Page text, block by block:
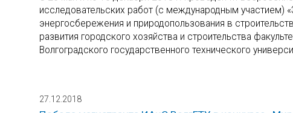
исследовательских работ (с международным
энергосбережения и природопользования в
развития городского хозяйства и строительства
Волгоградского государственного технического
27.12.2018